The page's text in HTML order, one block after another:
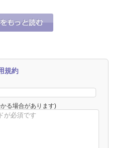
… 0
規約
る場合があります)